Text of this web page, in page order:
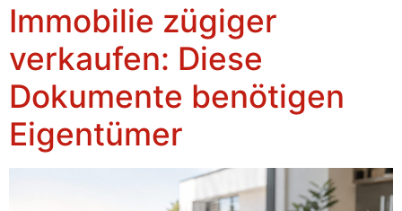
Immobilie zügiger
verkaufen: Diese
Dokumente benötigen
Eigentümer